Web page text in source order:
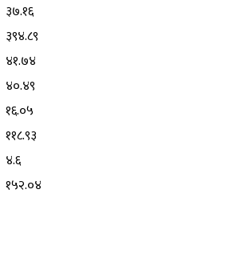
३७.१६
३९४.८९
४१.७४
४०.४९
१६.०५
११८.९३
४.६
१५२.०४